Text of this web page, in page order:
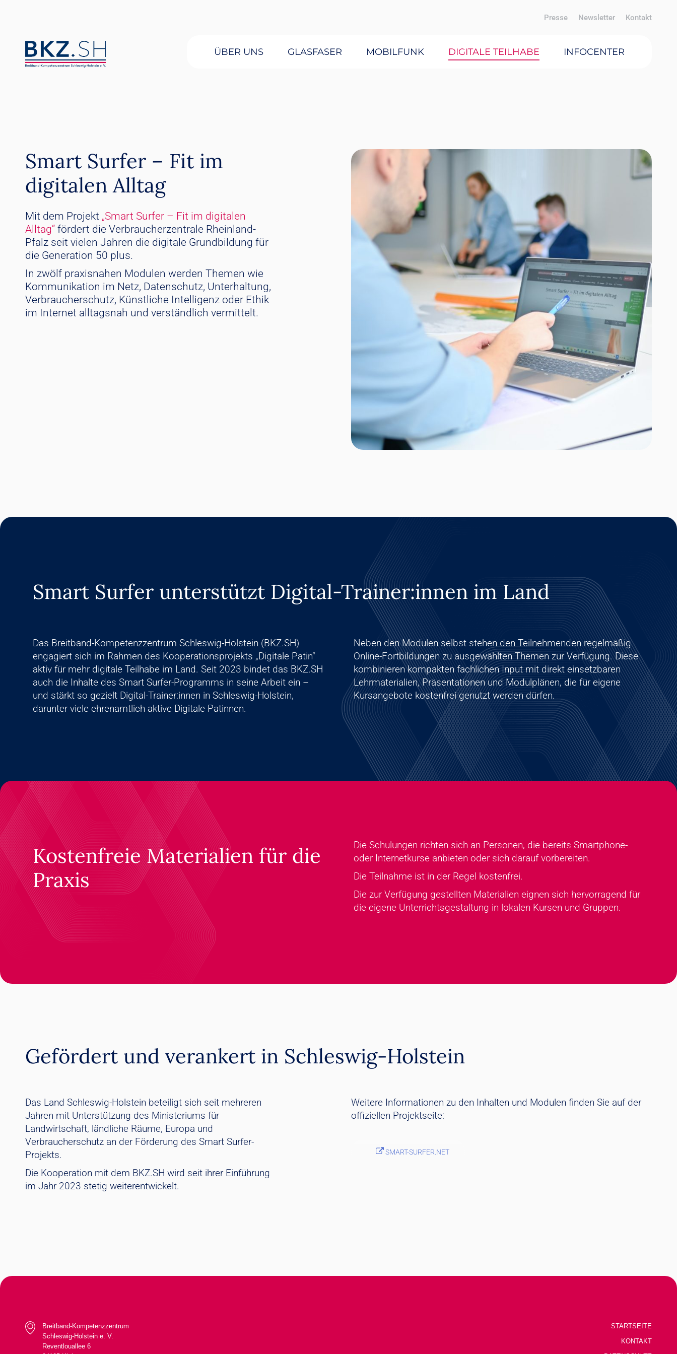
Presse Newsletter Kontakt
ÜBER UNS GLASFASER MOBILFUNK DIGITALE TEILHABE INFOCENTER
Smart Surfer – Fit im
digitalen Alltag
Mit dem Projekt „Smart Surfer – Fit im digitalen
Alltag“ fördert die Verbraucherzentrale Rheinland-
Pfalz seit vielen Jahren die digitale Grundbildung für
die Generation 50 plus.
In zwölf praxisnahen Modulen werden Themen wie
Kommunikation im Netz, Datenschutz, Unterhaltung,
Verbraucherschutz, Künstliche Intelligenz oder Ethik
im Internet alltagsnah und verständlich vermittelt.
Smart Surfer unterstützt Digital-Trainer:innen im Land
Das Breitband-Kompetenzzentrum Schleswig-Holstein (BKZ.SH)
engagiert sich im Rahmen des Kooperationsprojekts „Digitale Patin“
aktiv für mehr digitale Teilhabe im Land. Seit 2023 bindet das BKZ.SH
auch die Inhalte des Smart Surfer-Programms in seine Arbeit ein –
und stärkt so gezielt Digital-Trainer:innen in Schleswig-Holstein,
darunter viele ehrenamtlich aktive Digitale Patinnen.
Neben den Modulen selbst stehen den Teilnehmenden regelmäßig
Online-Fortbildungen zu ausgewählten Themen zur Verfügung. Diese
kombinieren kompakten fachlichen Input mit direkt einsetzbaren
Lehrmaterialien, Präsentationen und Modulplänen, die für eigene
Kursangebote kostenfrei genutzt werden dürfen.
Kostenfreie Materialien für die
Praxis
Die Schulungen richten sich an Personen, die bereits Smartphone-
oder Internetkurse anbieten oder sich darauf vorbereiten.
Die Teilnahme ist in der Regel kostenfrei.
Die zur Verfügung gestellten Materialien eignen sich hervorragend für
die eigene Unterrichtsgestaltung in lokalen Kursen und Gruppen.
Gefördert und verankert in Schleswig-Holstein
Das Land Schleswig-Holstein beteiligt sich seit mehreren
Jahren mit Unterstützung des Ministeriums für
Landwirtschaft, ländliche Räume, Europa und
Verbraucherschutz an der Förderung des Smart Surfer-
Projekts.
Die Kooperation mit dem BKZ.SH wird seit ihrer Einführung
im Jahr 2023 stetig weiterentwickelt.
Weitere Informationen zu den Inhalten und Modulen finden Sie auf der
offiziellen Projektseite:
SMART-SURFER.NET
Breitband-Kompetenzzentrum
Schleswig-Holstein e. V.
Reventlouallee 6
STARTSEITE
KONTAKT